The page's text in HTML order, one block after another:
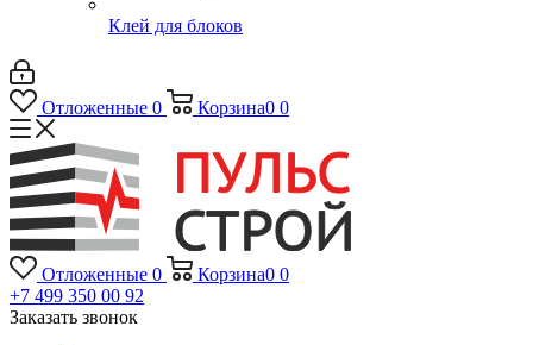
Клей для блоков
Отложенные 0 Корзина0 0
Отложенные 0 Корзина0 0
+7 499 350 00 92
Заказать звонок